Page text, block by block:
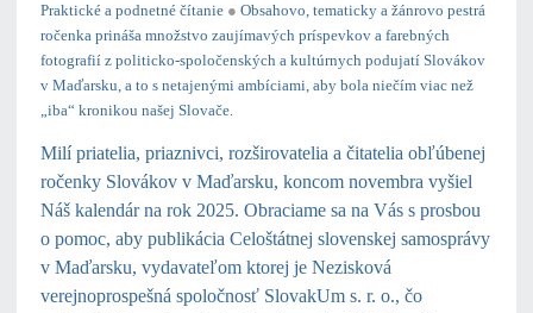
Praktické a podnetné čítanie ● Obsahovo, tematicky a žánrovo pestrá
ročenka prináša množstvo zaujímavých príspevkov a farebných
fotografií z politicko-spoločenských a kultúrnych podujatí Slovákov
v Maďarsku, a to s netajenými ambíciami, aby bola niečím viac než
„iba“ kronikou našej Slovače.
Milí priatelia, priaznivci, rozširovatelia a čitatelia obľúbenej
ročenky Slovákov v Maďarsku, koncom novembra vyšiel
Náš kalendár na rok 2025. Obraciame sa na Vás s prosbou
o pomoc, aby publikácia Celoštátnej slovenskej samosprávy
v Maďarsku, vydavateľom ktorej je Nezisková
verejnoprospešná spoločnosť SlovakUm s. r. o., čo